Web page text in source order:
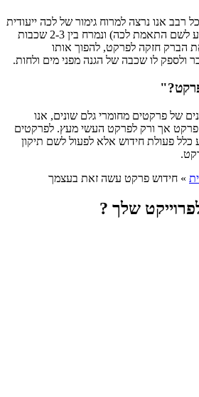
רבב אנו נרצה למרוח גימור של לכה ייעודית
(יש להתייעץ עם בעל מקצוע לשם התאמת לכה) ונמרח בין 2-3 שכבות
הברק חזקה לפרקט, להפוך אותו
ולספק לו שכבה של הגנה מפני מים ולחות.
של פרקטים מחומרי גלם שונים, אנו
פרקט אך ורק לפרקט העשי מעץ. לפרקטים
כלל פעולת חידוש אלא לפעול לשם תיקון
» חידוש פרקט עשה זאת בעצמך
לפרוייקט שלך ?